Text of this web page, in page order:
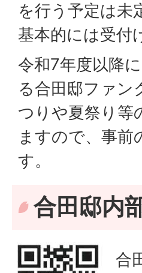
を行う予定は未
基本的には受付
令和7年度以降
る合田邸ファン
つりや夏祭り等
ますので、事
す。
合田邸内
合